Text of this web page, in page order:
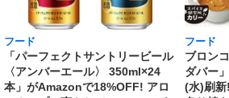
フード
「パーフェクトサントリービール
〈アンバーエール〉 350ml×24
本」がAmazonで18%OFF! アロ
フード
ブロン
ダバー
(水)刷